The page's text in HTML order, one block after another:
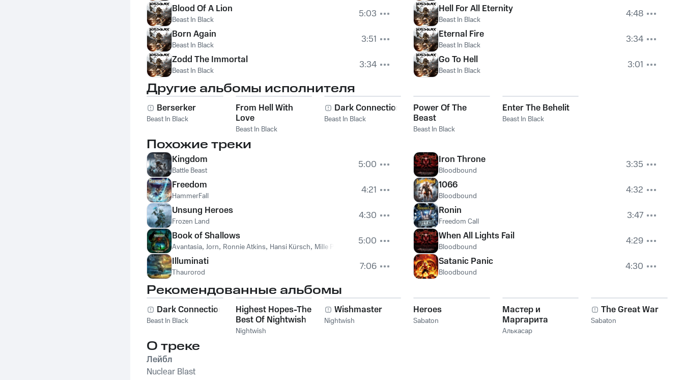
Blood Of A Lion
Beast In Black
5:03
Born Again
Beast In Black
3:51
Zodd The Immortal
Beast In Black 3:34
Hell For All Eternity
Beast In Black
4:48
Eternal Fire
Beast In Black
3:34
Go To Hell
Beast In Black 3:01
Другие альбомы исполнителя
Berserker
Beast In Black
From Hell With
Love
Beast In Black
Dark Connection
Beast In Black
Power Of The
Beast
Beast In Black
Enter The Behelit
Beast In Black
Похожие треки
Kingdom
Battle Beast
5:00
Freedom
HammerFall
4:21
Unsung Heroes
Frozen Land
4:30
Book of Shallows
Avantasia, Jorn, Ronnie Atkins, Hansi Kürsch, Mille Petrozza
5:00
Illuminati
Thaurorod 7:06
Iron Throne
Bloodbound
3:35
1066
Bloodbound
4:32
Ronin
Freedom Call
3:47
When All Lights Fail
Bloodbound
4:29
Satanic Panic
Bloodbound 4:30
Рекомендованные альбомы
Dark Connection
Beast In Black
Highest Hopes-The
Best Of Nightwish
Nightwish
Wishmaster
Nightwish
Heroes
Sabaton
Мастер и
Маргарита
Алькасар
The Great War
Sabaton
О треке
Лейбл
Nuclear Blast